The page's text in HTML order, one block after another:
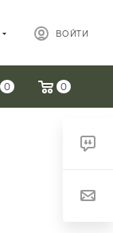
ВОЙТИ
0 0